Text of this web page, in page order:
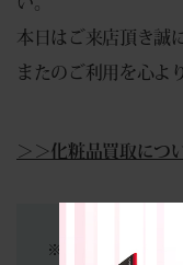
本日はご来店頂き誠
またのご利用を心よ
＞＞化粧品買取につ
※当店は買取専門